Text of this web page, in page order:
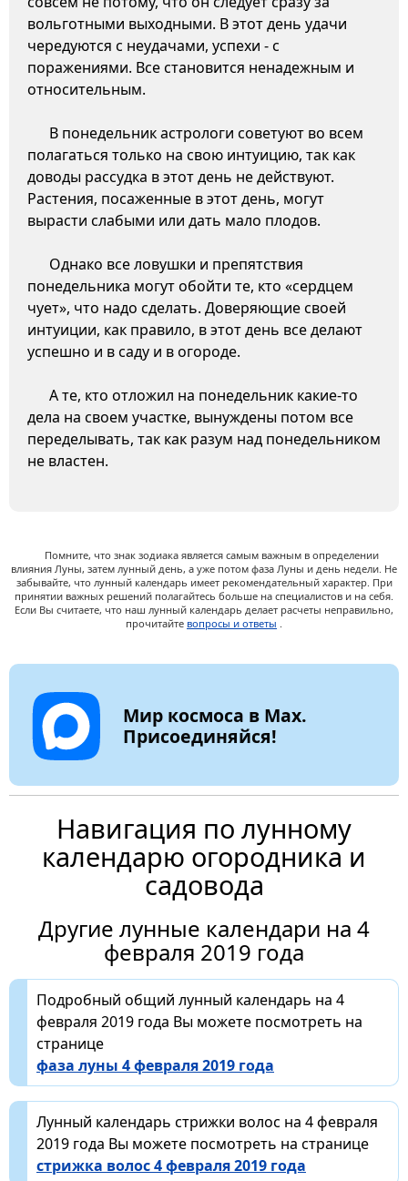
вольготными выходными. В этот день удачи
чередуются с неудачами, успехи - с
поражениями. Все становится ненадежным и
относительным.
В понедельник астрологи советуют во всем
полагаться только на свою интуицию, так как
доводы рассудка в этот день не действуют.
Растения, посаженные в этот день, могут
вырасти слабыми или дать мало плодов.
Однако все ловушки и препятствия
понедельника могут обойти те, кто «сердцем
чует», что надо сделать. Доверяющие своей
интуиции, как правило, в этот день все делают
успешно и в саду и в огороде.
А те, кто отложил на понедельник какие-то
дела на своем участке, вынуждены потом все
переделывать, так как разум над понедельником
не властен.
Помните, что знак зодиака является самым важным в определении
влияния Луны, затем лунный день, а уже потом фаза Луны и день недели. Не
забывайте, что лунный календарь имеет рекомендательный характер. При
принятии важных решений полагайтесь больше на специалистов и на себя.
Если Вы считаете, что наш лунный календарь делает расчеты неправильно,
прочитайте вопросы и ответы .
Мир космоса в Max.
Присоединяйся!
Навигация по лунному
календарю огородника и
садовода
Другие лунные календари на 4
февраля 2019 года
Подробный общий лунный календарь на 4
февраля 2019 года Вы можете посмотреть на
странице
фаза луны 4 февраля 2019 года
Лунный календарь стрижки волос на 4 февраля
2019 года Вы можете посмотреть на странице
стрижка волос 4 февраля 2019 года